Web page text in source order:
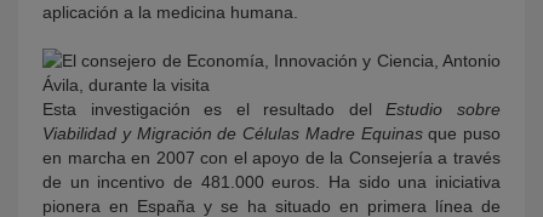
aplicación a la medicina humana.
Esta investigación es el resultado delEstudio sobre
Viabilidad y Migración de Células Madre Equinasque puso
en marcha en 2007 con el apoyo de la Consejería a través
de un incentivo de 481.000 euros. Ha sido una iniciativa
pionera en España y se ha situado en primera línea de